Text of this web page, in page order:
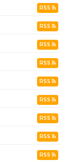
RSS
RSS
RSS
RSS
RSS
RSS
RSS
RSS
RSS